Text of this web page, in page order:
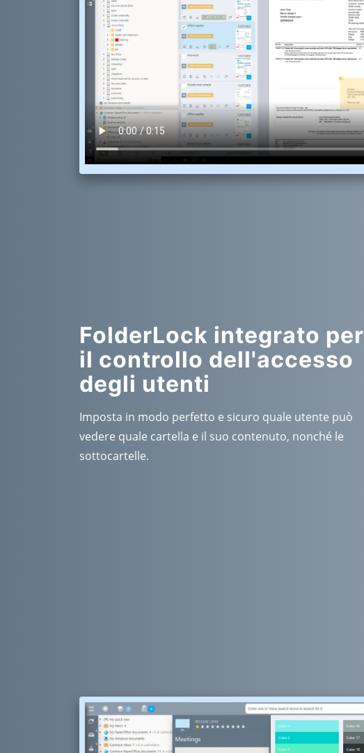
FolderLock integrato per
il controllo dell'accesso
degli utenti
Imposta in modo perfetto e sicuro quale utente può
vedere quale cartella e il suo contenuto, nonché le
sottocartelle.